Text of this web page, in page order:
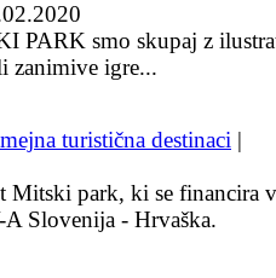
PARK smo skupaj z
zanimive igre...
turistična destinaci |
Mitski park, ki se financira
Slovenija - Hrvaška.